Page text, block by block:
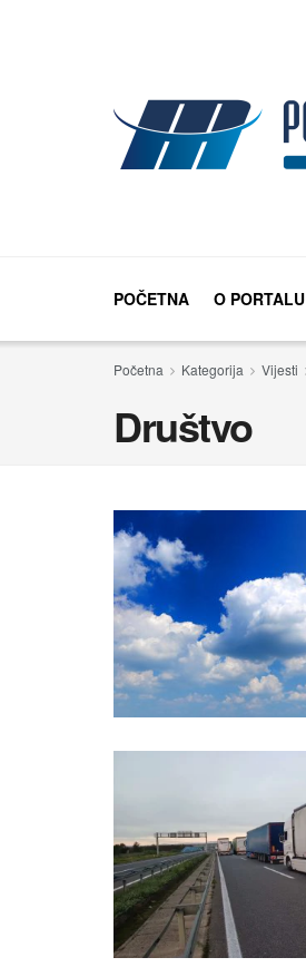
POČETNA O PORTALU
Početna Kategorija Vijesti
Društvo